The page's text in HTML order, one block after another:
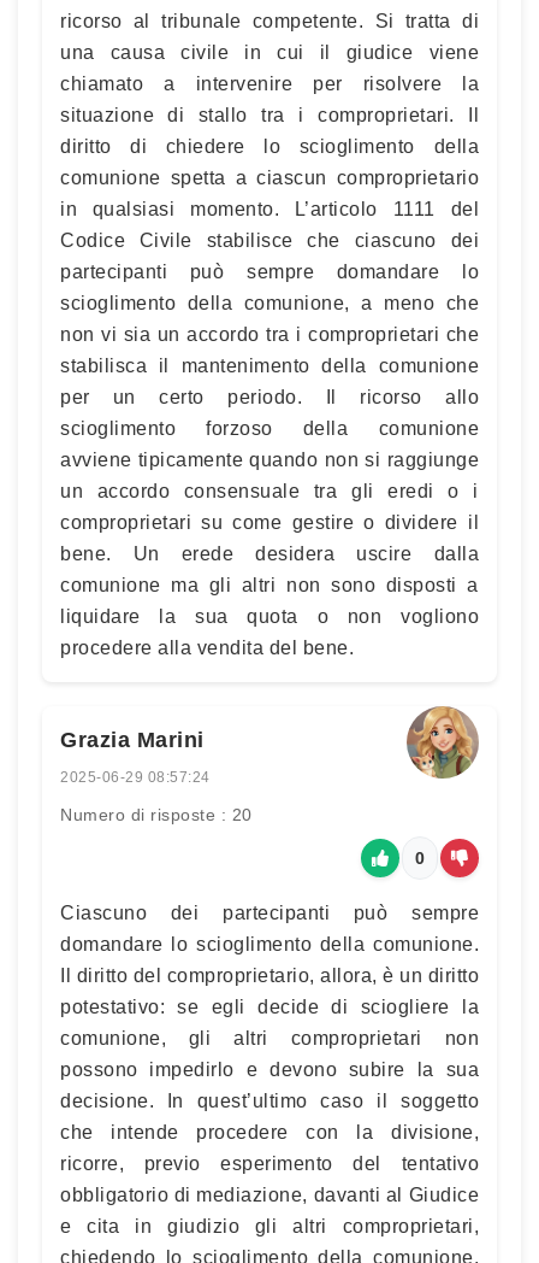
ricorso al tribunale competente. Si tratta di
una causa civile in cui il giudice viene
chiamato a intervenire per risolvere la
situazione di stallo tra i comproprietari. Il
diritto di chiedere lo scioglimento della
comunione spetta a ciascun comproprietario
in qualsiasi momento. L’articolo 1111 del
Codice Civile stabilisce che ciascuno dei
partecipanti può sempre domandare lo
scioglimento della comunione, a meno che
non vi sia un accordo tra i comproprietari che
stabilisca il mantenimento della comunione
per un certo periodo. Il ricorso allo
scioglimento forzoso della comunione
avviene tipicamente quando non si raggiunge
un accordo consensuale tra gli eredi o i
comproprietari su come gestire o dividere il
bene. Un erede desidera uscire dalla
comunione ma gli altri non sono disposti a
liquidare la sua quota o non vogliono
procedere alla vendita del bene.
Grazia Marini
2025-06-29 08:57:24
Numero di risposte : 20
0
Ciascuno dei partecipanti può sempre
domandare lo scioglimento della comunione.
Il diritto del comproprietario, allora, è un diritto
potestativo: se egli decide di sciogliere la
comunione, gli altri comproprietari non
possono impedirlo e devono subire la sua
decisione. In quest’ultimo caso il soggetto
che intende procedere con la divisione,
ricorre, previo esperimento del tentativo
obbligatorio di mediazione, davanti al Giudice
e cita in giudizio gli altri comproprietari,
chiedendo lo scioglimento della comunione.